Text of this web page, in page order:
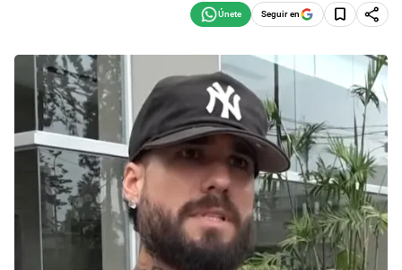
Seguir en